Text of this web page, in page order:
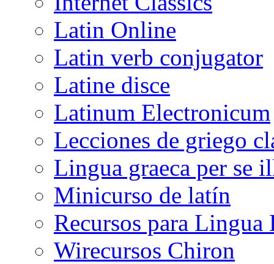
Latin Online
Latin verb conjugator
Latine disce
Latinum Electronicum
Lecciones de griego
Lingua graeca per se
Minicurso de latín
Recursos para
Wirecursos Chiron